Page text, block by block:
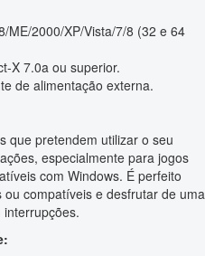
ME/2000/XP/Vista/7/8 (32 e 64
X 7.0a ou superior.
de alimentação externa.
que pretendem utilizar o seu
especialmente para jogos
com Windows. É perfeito
compatíveis e desfrutar de uma